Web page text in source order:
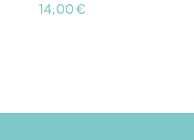
14,00 €